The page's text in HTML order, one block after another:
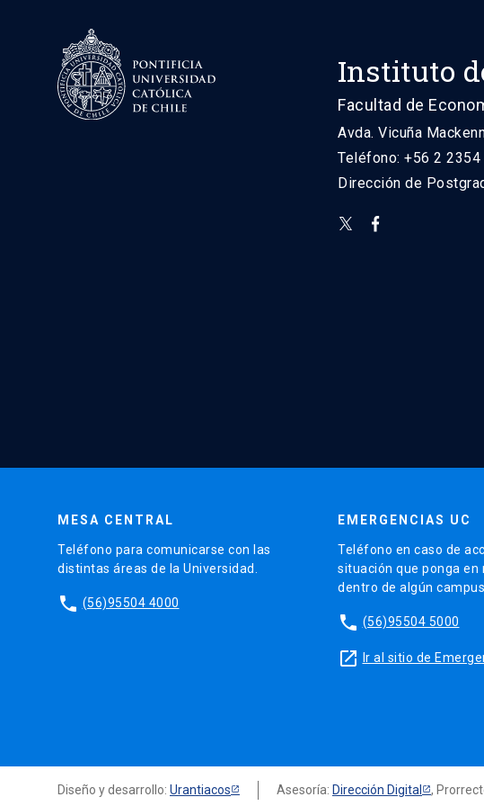
Instituto
Facultad de
Avda. Vicuña
Teléfono: +56 2 2354
Dirección de
MESA CENTRAL
Teléfono para comunicarse con las
distintas áreas de la Universidad.
phone (56)95504 4000
EMERGENCIAS UC
Teléfono en caso de
situación que ponga en
dentro de algún campus.
phone (56)95504 5000
launch Ir al sitio de
Diseño y desarrollo: Urantiacos Asesoría: Dirección Digital ,